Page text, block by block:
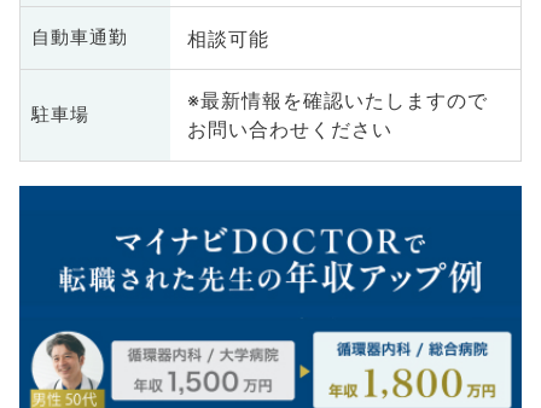
自動車通勤 相談可能
駐車場
※最新情報を確認いたしますので
お問い合わせください